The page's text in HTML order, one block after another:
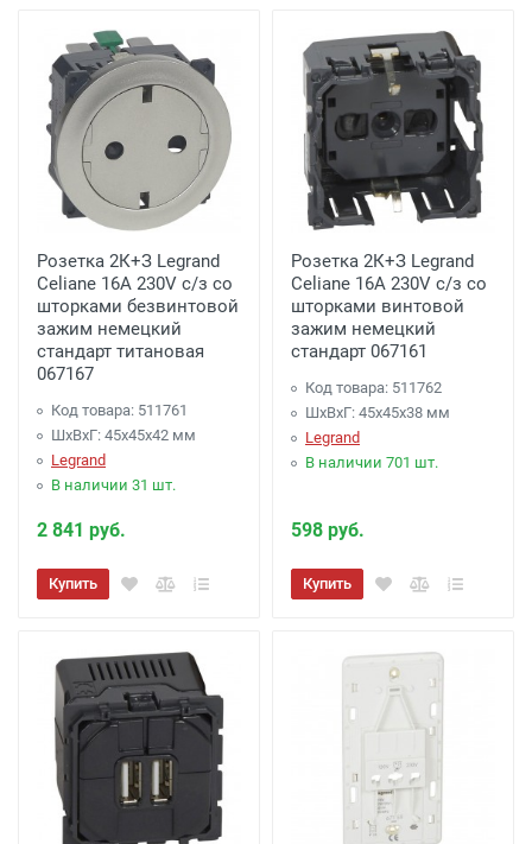
Розетка 2К+З Legrand
Celiane 16A 230V с/з со
шторками безвинтовой
зажим немецкий
стандарт титановая
067167
Код товара: 511761
ШхВхГ: 45x45x42 мм
Legrand
В наличии 31 шт.
2 841 руб.
Купить
Розетка 2К+З Legrand
Celiane 16A 230V с/з со
шторками винтовой
зажим немецкий
стандарт 067161
Код товара: 511762
ШхВхГ: 45x45x38 мм
Legrand
В наличии 701 шт.
598 руб.
Купить